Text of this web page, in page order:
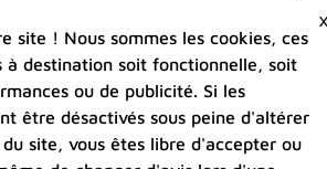
du produit Avis clients
site ! Nous sommes les cookies, ces
à destination soit fonctionnelle, soit
ou de publicité. Si les
être désactivés sous peine d'altérer
site, vous êtes libre d'accepter ou